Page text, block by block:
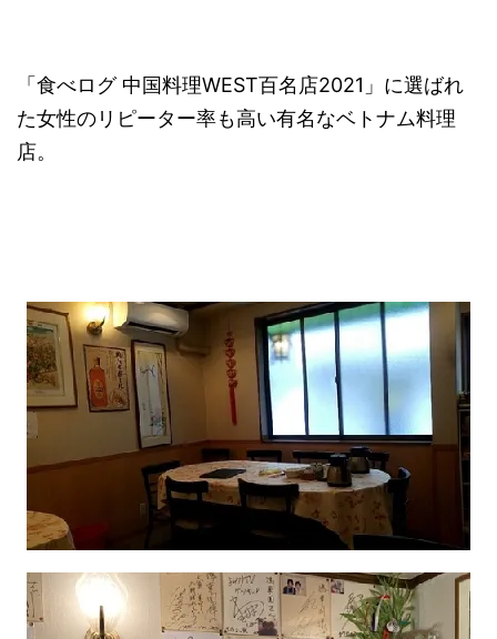
「食べログ 中国料理WEST百名店2021」に選ばれ
た女性のリピーター率も高い有名なベトナム料理
店。